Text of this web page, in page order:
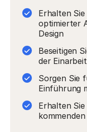
Erhalten
optimierter
Design
Beseitigen
der
Sorgen Sie
Einführung
Erhalten